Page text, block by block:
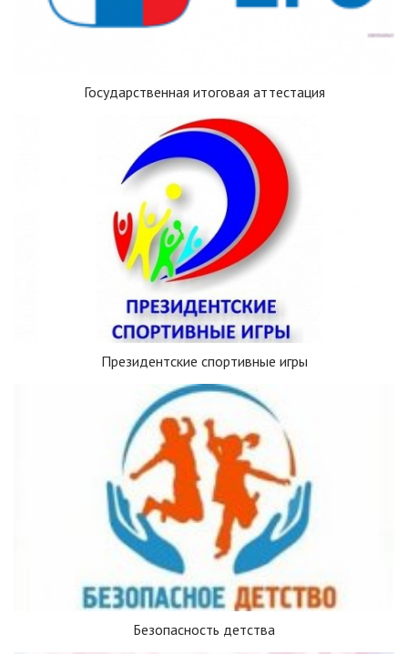
Государственная итоговая аттестация
Президентские спортивные игры
Безопасность детства